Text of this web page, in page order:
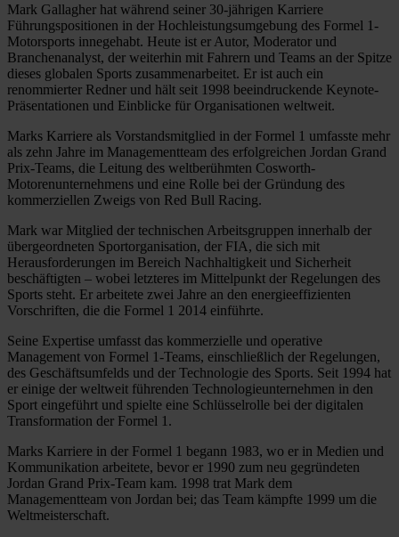
Mark Gallagher hat während seiner 30-jährigen Karriere
Führungspositionen in der Hochleistungsumgebung des Formel 1-
Motorsports innegehabt. Heute ist er Autor, Moderator und
Branchenanalyst, der weiterhin mit Fahrern und Teams an der Spitze
dieses globalen Sports zusammenarbeitet. Er ist auch ein
renommierter Redner und hält seit 1998 beeindruckende Keynote-
Präsentationen und Einblicke für Organisationen weltweit.
Marks Karriere als Vorstandsmitglied in der Formel 1 umfasste mehr
als zehn Jahre im Managementteam des erfolgreichen Jordan Grand
Prix-Teams, die Leitung des weltberühmten Cosworth-
Motorenunternehmens und eine Rolle bei der Gründung des
kommerziellen Zweigs von Red Bull Racing.
Mark war Mitglied der technischen Arbeitsgruppen innerhalb der
übergeordneten Sportorganisation, der FIA, die sich mit
Herausforderungen im Bereich Nachhaltigkeit und Sicherheit
beschäftigten – wobei letzteres im Mittelpunkt der Regelungen des
Sports steht. Er arbeitete zwei Jahre an den energieeffizienten
Vorschriften, die die Formel 1 2014 einführte.
Seine Expertise umfasst das kommerzielle und operative
Management von Formel 1-Teams, einschließlich der Regelungen,
des Geschäftsumfelds und der Technologie des Sports. Seit 1994 hat
er einige der weltweit führenden Technologieunternehmen in den
Sport eingeführt und spielte eine Schlüsselrolle bei der digitalen
Transformation der Formel 1.
Marks Karriere in der Formel 1 begann 1983, wo er in Medien und
Kommunikation arbeitete, bevor er 1990 zum neu gegründeten
Jordan Grand Prix-Team kam. 1998 trat Mark dem
Managementteam von Jordan bei; das Team kämpfte 1999 um die
Weltmeisterschaft.